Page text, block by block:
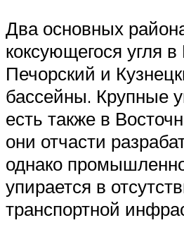
Два основных
коксующегося угля
Печорский и
бассейны. Крупные
есть также в
они отчасти
однако
упирается в
транспортной